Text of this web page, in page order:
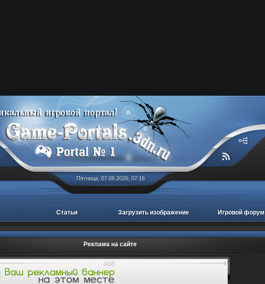
Пятница, 07.08.2026, 07:16
Статьи Загрузить изображение Игровой форум
Реклама на сайте